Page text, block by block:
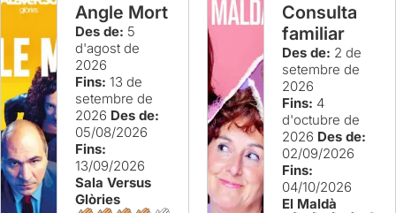
Angle Mort
Des de: 5
d'agost de
2026
Fins: 13 de
setembre de
2026 Des de:
05/08/2026
Fins:
13/09/2026
Sala Versus
Glòries
Consulta
familiar
Des de: 2 de
setembre de
2026
Fins: 4
d'octubre de
2026 Des de:
02/09/2026
Fins:
04/10/2026
El Maldà